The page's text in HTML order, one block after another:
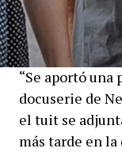
“Se aportó
docuserie de
el tuit se
más tarde en la